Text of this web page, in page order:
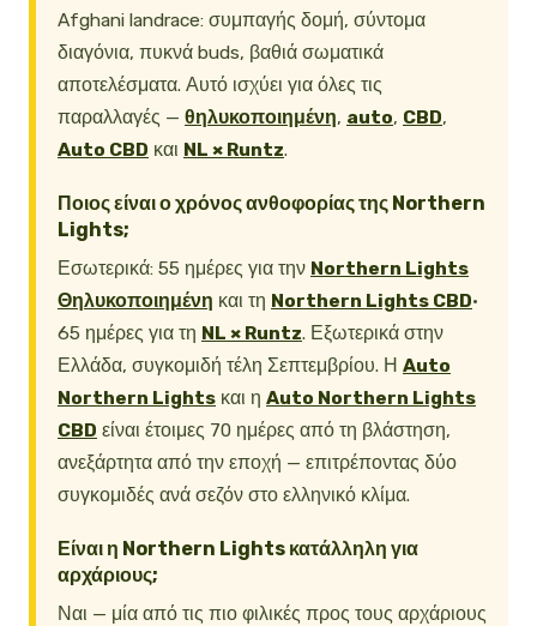
Afghani landrace: συμπαγής δομή, σύντομα
διαγόνια, πυκνά buds, βαθιά σωματικά
αποτελέσματα. Αυτό ισχύει για όλες τις
παραλλαγές — θηλυκοποιημένη, auto, CBD,
Auto CBD και NL × Runtz.
Ποιος είναι ο χρόνος ανθοφορίας της Northern
Lights;
Εσωτερικά: 55 ημέρες για την Northern Lights
Θηλυκοποιημένη και τη Northern Lights CBD·
65 ημέρες για τη NL × Runtz. Εξωτερικά στην
Ελλάδα, συγκομιδή τέλη Σεπτεμβρίου. Η Auto
Northern Lights και η Auto Northern Lights
CBD είναι έτοιμες 70 ημέρες από τη βλάστηση,
ανεξάρτητα από την εποχή — επιτρέποντας δύο
συγκομιδές ανά σεζόν στο ελληνικό κλίμα.
Είναι η Northern Lights κατάλληλη για
αρχάριους;
Ναι — μία από τις πιο φιλικές προς τους αρχάριους